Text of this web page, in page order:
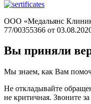
ООО «Медальянс
77/00355366 от
Вы приняли
Мы знаем, как Вам
Не откладывайте
не критичная. Звоните